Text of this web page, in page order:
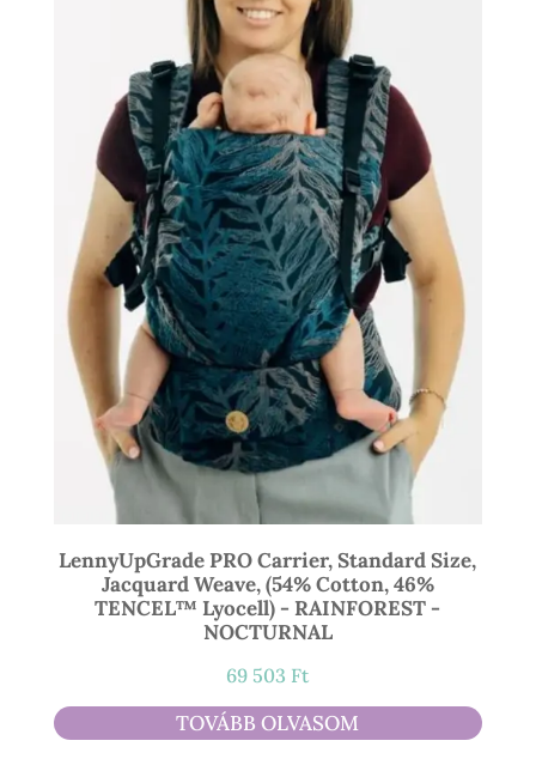
LennyUpGrade PRO Carrier, Standard Size,
Jacquard Weave, (54% Cotton, 46%
TENCEL™ Lyocell) - RAINFOREST -
NOCTURNAL
69 503 Ft
TOVÁBB OLVASOM